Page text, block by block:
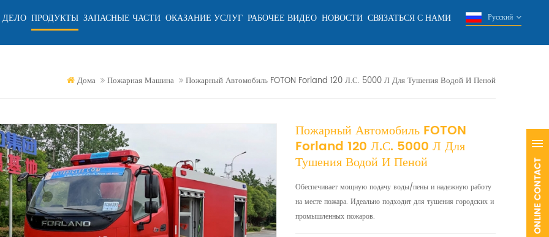
ПРОДУКТЫ ЗАПАСНЫЕ ЧАСТИ ОКАЗАНИЕ УСЛУГ РАБОЧЕЕ ВИДЕО НОВОСТИ СВЯЗАТЬСЯ С НАМИ Русский
Дома Пожарная Машина Пожарный Автомобиль FOTON Forland 120 Л.с. 5000 Л Для Тушения Водой И Пеной
Пожарный Автомобиль FOTON
Forland 120 Л.с. 5000 Л Для
Тушения Водой И Пеной
Обеспечивает мощную подачу воды/пены и надежную работу
на месте пожара. Идеально подходит для тушения городских и
промышленных пожаров.